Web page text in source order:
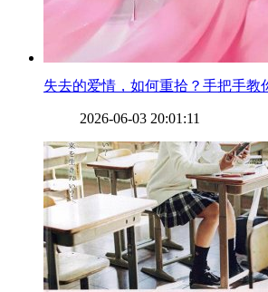
失去的爱情，如何重拾？手把手教
2026-06-03 20:01:11